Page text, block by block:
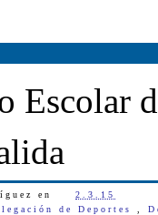
Escolar
en 2.3.15
de Deportes